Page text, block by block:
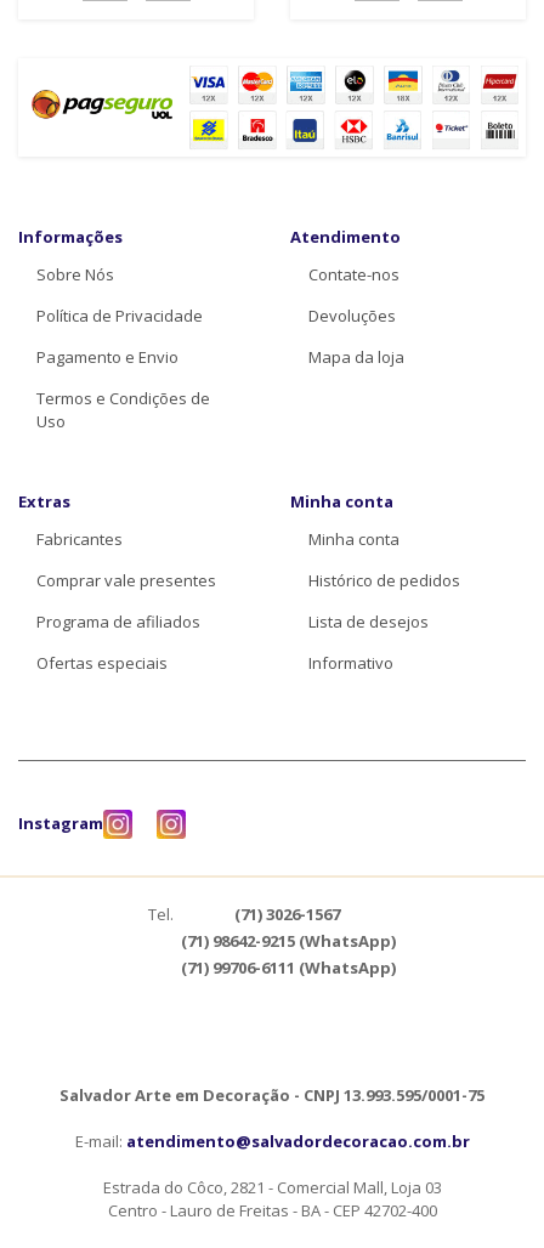
Informações
Sobre Nós
Política de Privacidade
Pagamento e Envio
Termos e Condições de
Uso
Atendimento
Contate-nos
Devoluções
Mapa da loja
Extras
Fabricantes
Comprar vale presentes
Programa de afiliados
Ofertas especiais
Minha conta
Minha conta
Histórico de pedidos
Lista de desejos
Informativo
Instagram
Tel.
(71) 3026-1567
(71) 98642-9215 (WhatsApp)
(71) 99706-6111 (WhatsApp)
Salvador Arte em Decoração - CNPJ 13.993.595/0001-75
E-mail: atendimento@salvadordecoracao.com.br
Estrada do Côco, 2821 - Comercial Mall, Loja 03
Centro - Lauro de Freitas - BA - CEP 42702-400